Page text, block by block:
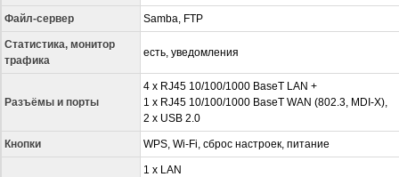
Файл-сервер Samba, FTP
Статистика, монитор
трафика
есть, уведомления
Разъёмы и порты
4 x RJ45 10/100/1000 BaseT LAN +
1 x RJ45 10/100/1000 BaseT WAN (802.3, MDI-X),
2 x USB 2.0
Кнопки WPS, Wi-Fi, сброс настроек, питание
1 x LAN